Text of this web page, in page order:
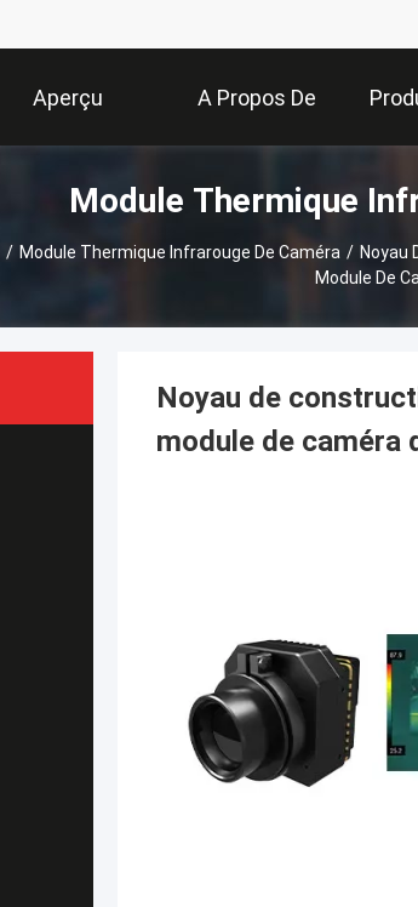
Aperçu A Propos De
Nous
Module Thermique
/ Module Thermique Infrarouge De Caméra / Noyau
Module De
Noyau de
module de caméra